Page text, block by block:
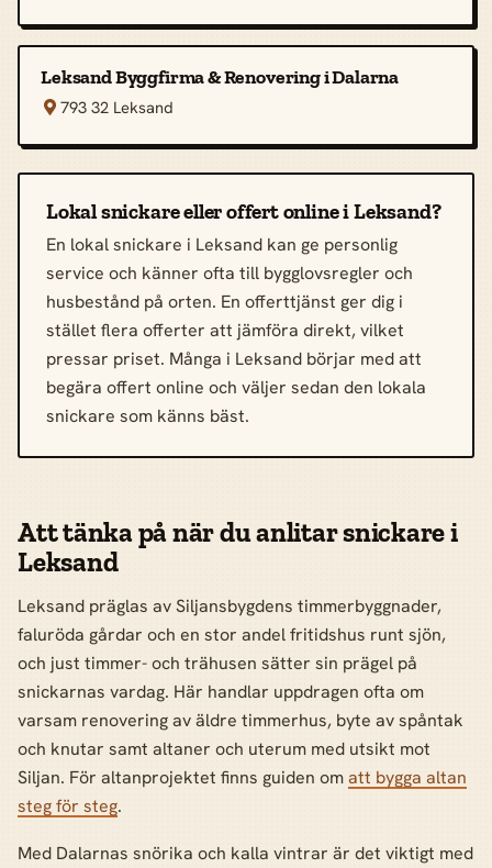
Leksand Byggfirma & Renovering i Dalarna
 793 32 Leksand
Lokal snickare eller offert online i Leksand?
En lokal snickare i Leksand kan ge personlig
service och känner ofta till bygglovsregler och
husbestånd på orten. En offerttjänst ger dig i
stället flera offerter att jämföra direkt, vilket
pressar priset. Många i Leksand börjar med att
begära offert online och väljer sedan den lokala
snickare som känns bäst.
Att tänka på när du anlitar snickare i
Leksand
Leksand präglas av Siljansbygdens timmerbyggnader,
faluröda gårdar och en stor andel fritidshus runt sjön,
och just timmer- och trähusen sätter sin prägel på
snickarnas vardag. Här handlar uppdragen ofta om
varsam renovering av äldre timmerhus, byte av spåntak
och knutar samt altaner och uterum med utsikt mot
Siljan. För altanprojektet finns guiden omatt bygga altan
steg för steg.
Med Dalarnas snörika och kalla vintrar är det viktigt med